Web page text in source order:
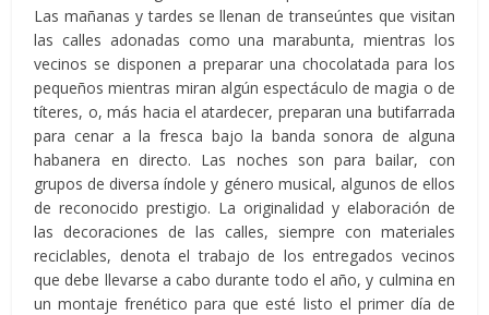
Las mañanas y tardes se llenan de transeúntes que visitan
las calles adonadas como una marabunta, mientras los
vecinos se disponen a preparar una chocolatada para los
pequeños mientras miran algún espectáculo de magia o de
títeres, o, más hacia el atardecer, preparan una butifarrada
para cenar a la fresca bajo la banda sonora de alguna
habanera en directo. Las noches son para bailar, con
grupos de diversa índole y género musical, algunos de ellos
de reconocido prestigio. La originalidad y elaboración de
las decoraciones de las calles, siempre con materiales
reciclables, denota el trabajo de los entregados vecinos
que debe llevarse a cabo durante todo el año, y culmina en
un montaje frenético para que esté listo el primer día de